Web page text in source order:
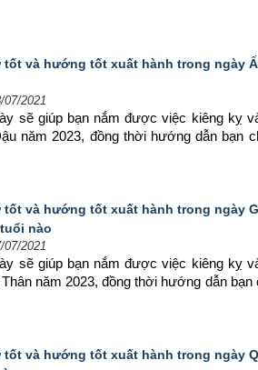
tốt và hướng tốt xuất hành trong ngày
07/2021
sẽ giúp bạn nắm được việc kiêng kỵ
năm 2023, đồng thời hướng dẫn bạn
tốt và hướng tốt xuất hành trong ngày
nào
07/2021
sẽ giúp bạn nắm được việc kiêng kỵ
năm 2023, đồng thời hướng dẫn bạn
tốt và hướng tốt xuất hành trong ngày